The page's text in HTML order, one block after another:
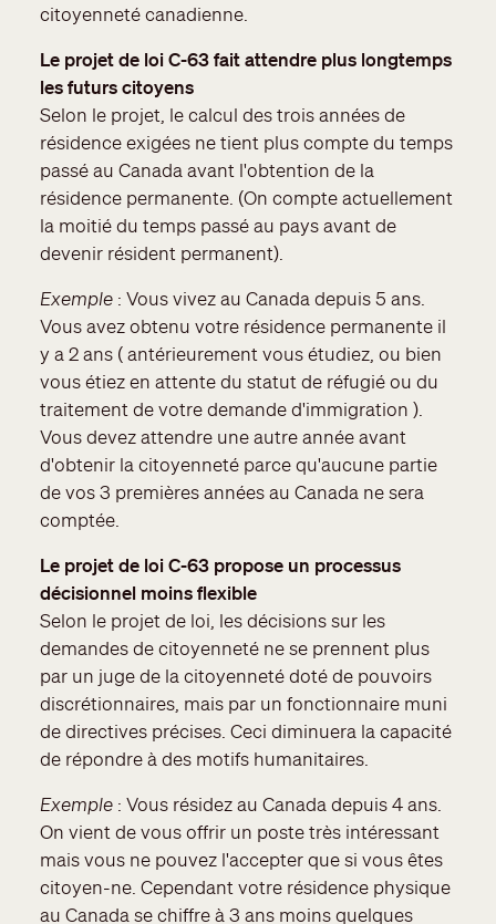
citoyenneté canadienne.
Le projet de loi C-63 fait attendre plus longtemps
les futurs citoyens
Selon le projet, le calcul des trois années de
résidence exigées ne tient plus compte du temps
passé au Canada avant l'obtention de la
résidence permanente. (On compte actuellement
la moitié du temps passé au pays avant de
devenir résident permanent).
Exemple : Vous vivez au Canada depuis 5 ans.
Vous avez obtenu votre résidence permanente il
y a 2 ans ( antérieurement vous étudiez, ou bien
vous étiez en attente du statut de réfugié ou du
traitement de votre demande d'immigration ).
Vous devez attendre une autre année avant
d'obtenir la citoyenneté parce qu'aucune partie
de vos 3 premières années au Canada ne sera
comptée.
Le projet de loi C-63 propose un processus
décisionnel moins flexible
Selon le projet de loi, les décisions sur les
demandes de citoyenneté ne se prennent plus
par un juge de la citoyenneté doté de pouvoirs
discrétionnaires, mais par un fonctionnaire muni
de directives précises. Ceci diminuera la capacité
de répondre à des motifs humanitaires.
Exemple : Vous résidez au Canada depuis 4 ans.
On vient de vous offrir un poste très intéressant
mais vous ne pouvez l'accepter que si vous êtes
citoyen-ne. Cependant votre résidence physique
au Canada se chiffre à 3 ans moins quelques